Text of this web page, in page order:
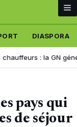
DIASPORA
: la GN
pays qui
de séjour